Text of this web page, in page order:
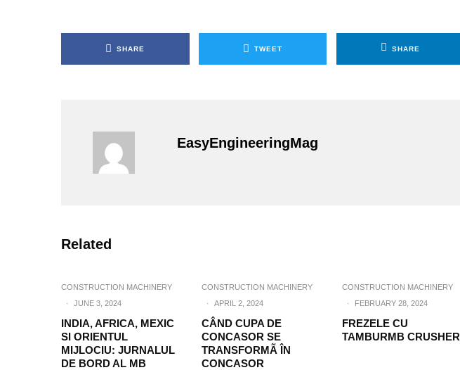
SHARE TWEET SHARE
EasyEngineeringMag
Related
CONSTRUCTION MACHINERY
·
JUNE 3, 2024
INDIA, AFRICA, MEXIC
SI ORIENTUL
MIJLOCIU: JURNALUL
DE BORD AL MB
CONSTRUCTION MACHINERY
·
APRIL 2, 2024
CÂND CUPA DE
CONCASOR SE
TRANSFORMÃ ÎN
CONCASOR
CONSTRUCTION MACHINERY
·
FEBRUARY 28, 2024
FREZELE CU
TAMBURMB CRUSHER